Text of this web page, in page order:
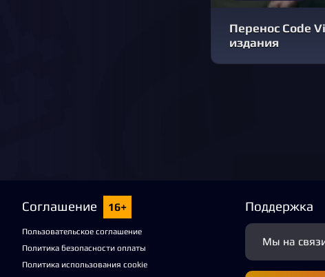
Перенос Code
издания
Соглашение 16+
Пользовательское соглашение
Политика безопасности оплаты
Политика использования cookie
Поддержка
Мы на